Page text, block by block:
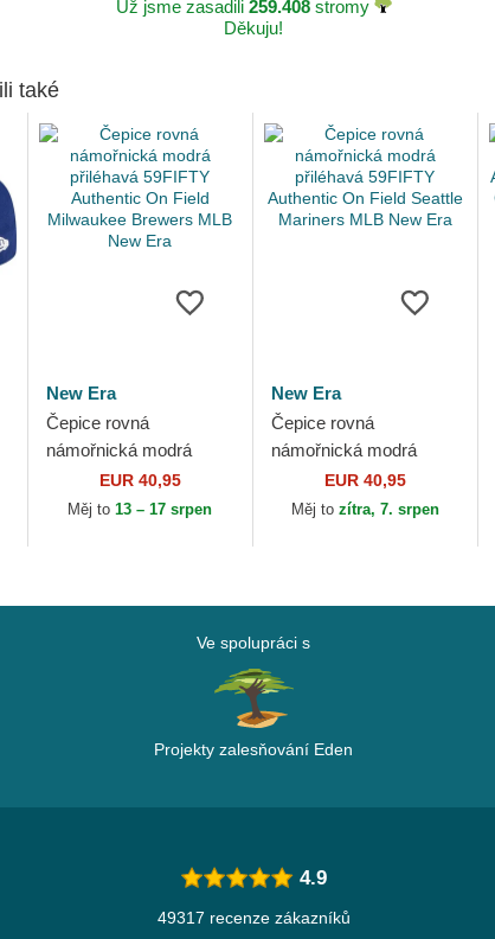
Už jsme zasadili 259.408stromy
Děkuju!
také
New Era
Čepice rovná
námořnická modrá
přiléhavá 59FIFTY
Authentic On Field
EUR 40,95
Měj to13 – 17 srpen
New Era
Čepice rovná
námořnická modrá
přiléhavá 59FIFTY
Authentic On Field
EUR 40,95
Měj to zítra, 7. srpen
Ve spolupráci s
Projekty zalesňování Eden
4.9
49317 recenze zákazníků